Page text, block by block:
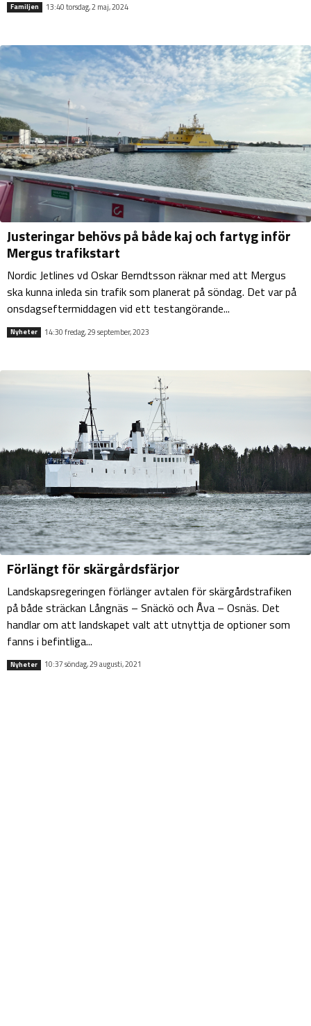
Familjen 13:40 torsdag, 2 maj, 2024
Justeringar behövs på både kaj och fartyg inför
Mergus trafikstart
Nordic Jetlines vd Oskar Berndtsson räknar med att Mergus
ska kunna inleda sin trafik som planerat på söndag. Det var på
onsdagseftermiddagen vid ett testangörande...
Nyheter 14:30 fredag, 29 september, 2023
Förlängt för skärgårdsfärjor
Landskapsregeringen förlänger avtalen för skärgårdstrafiken
på både sträckan Långnäs – Snäckö och Åva – Osnäs. Det
handlar om att landskapet valt att utnyttja de optioner som
fanns i befintliga...
Nyheter 10:37 söndag, 29 augusti, 2021